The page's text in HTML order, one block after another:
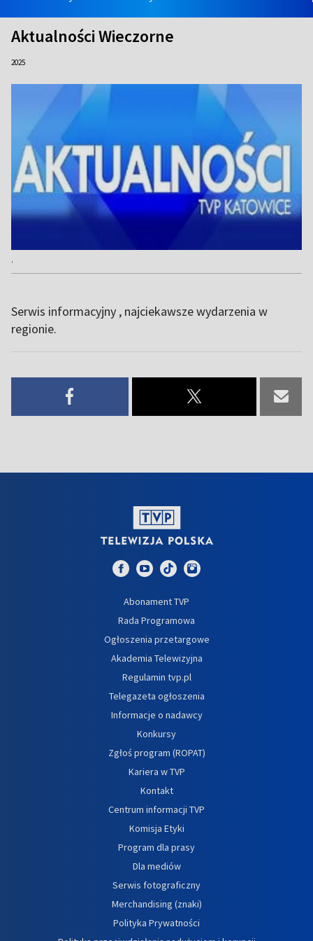
Aktualności Wieczorne
2025
.
Serwis informacyjny , najciekawsze wydarzenia w
regionie.
Abonament TVP
Rada Programowa
Ogłoszenia przetargowe
Akademia Telewizyjna
Regulamin tvp.pl
Telegazeta ogłoszenia
Informacje o nadawcy
Konkursy
Zgłoś program (ROPAT)
Kariera w TVP
Kontakt
Centrum informacji TVP
Komisja Etyki
Program dla prasy
Dla mediów
Serwis fotograficzny
Merchandising (znaki)
Polityka Prywatności